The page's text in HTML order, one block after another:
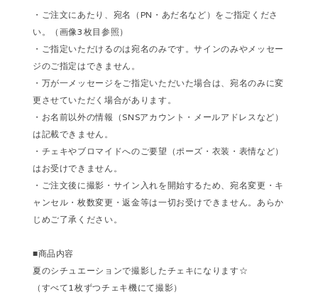
・ご注文にあたり、宛名（PN・あだ名など）をご指定くださ
い。（画像3枚目参照）
・ご指定いただけるのは宛名のみです。サインのみやメッセー
ジのご指定はできません。
・万が一メッセージをご指定いただいた場合は、宛名のみに変
更させていただく場合があります。
・お名前以外の情報（SNSアカウント・メールアドレスなど）
は記載できません。
・チェキやブロマイドへのご要望（ポーズ・衣装・表情など）
はお受けできません。
・ご注文後に撮影・サイン入れを開始するため、宛名変更・キ
ャンセル・枚数変更・返金等は一切お受けできません。あらか
じめご了承ください。
■商品内容
夏のシチュエーションで撮影したチェキになります☆
（すべて1枚ずつチェキ機にて撮影）